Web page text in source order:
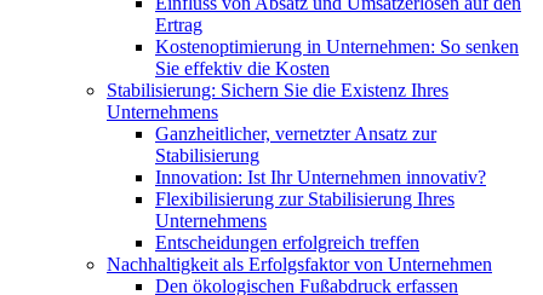
Ertrag
Kostenoptimierung in Unternehmen: So senken
Sie effektiv die Kosten
Stabilisierung: Sichern Sie die Existenz Ihres
Unternehmens
Ganzheitlicher, vernetzter Ansatz zur
Stabilisierung
Innovation: Ist Ihr Unternehmen innovativ?
Flexibilisierung zur Stabilisierung Ihres
Unternehmens
Entscheidungen erfolgreich treffen
Nachhaltigkeit als Erfolgsfaktor von Unternehmen
Den ökologischen Fußabdruck erfassen